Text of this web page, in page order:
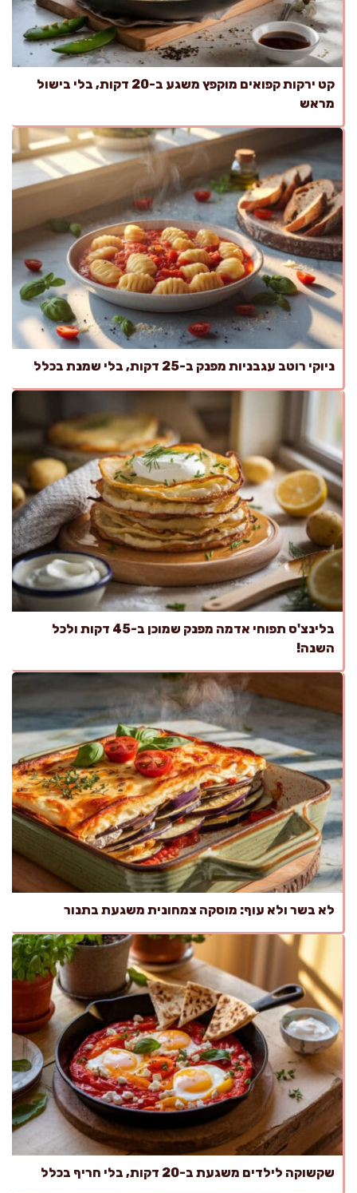
קט ירקות קפואים מוקפץ משגע ב-20 דקות, בלי בישול
מראש
ניוקי רוטב עגבניות מפנק ב-25 דקות, בלי שמנת בכלל
בלינצ'ס תפוחי אדמה מפנק שמוכן ב-45 דקות ולכל
השנה!
לא בשר ולא עוף: מוסקה צמחונית משגעת בתנור
שקשוקה לילדים משגעת ב-20 דקות, בלי חריף בכלל